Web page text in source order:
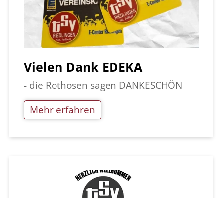
Vielen Dank EDEKA
- die Rothosen sagen DANKESCHÖN
Mehr erfahren